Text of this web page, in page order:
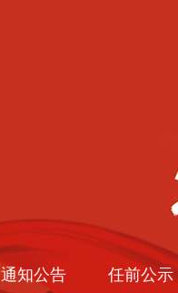
通知公告 任前公示